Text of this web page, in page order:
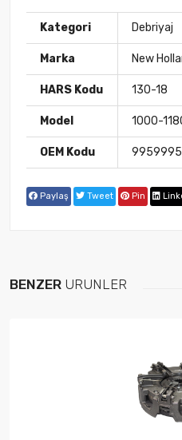
Kategori Debriyaj
Marka New
HARS Kodu 130-18
Model 1000-
OEM Kodu 9959995
Paylaş Tweet Pin
BENZER ÜRÜNLER